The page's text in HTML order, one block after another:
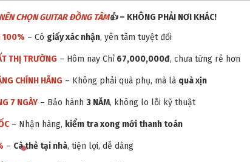
NÊN CHỌN GUITAR ĐỒNG TÂM👍– KHÔNG PHẢI NƠI KHÁC!
100% – Có giấy xác nhận, yên tâm tuyệt đối
THỊ TRƯỜNG – Hôm nay Chỉ 67,000,000đ, chưa từng rẻ hơn
CHÍNH HÃNG – Không phải quà phụ, mà là quà xịn
7 NGÀY– Bảo hành3 NĂM, không lo lỗi kỹ thuật
– Nhận hàng, kiểm tra xong mới thanh toán
– Cà thẻ tại nhà, tiện lợi, dễ dàng